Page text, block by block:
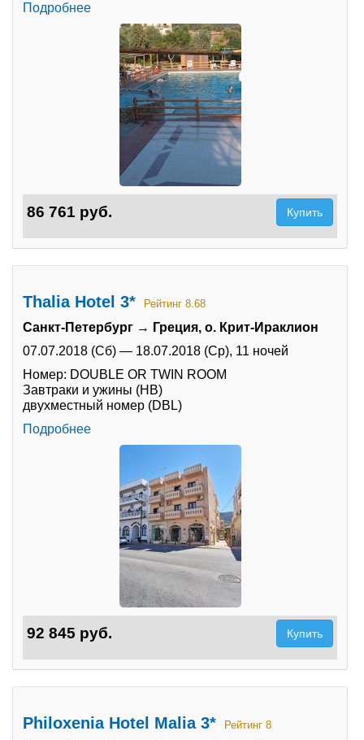
Подробнее
86 761 руб. Купить
Thalia Hotel 3* Рейтинг 8.68
Санкт-Петербург → Греция, о. Крит-Ираклион
07.07.2018 (Сб) — 18.07.2018 (Ср), 11 ночей
Номер: DOUBLE OR TWIN ROOM
Завтраки и ужины (HB)
двухместный номер (DBL)
Подробнее
92 845 руб. Купить
Philoxenia Hotel Malia 3* Рейтинг 8